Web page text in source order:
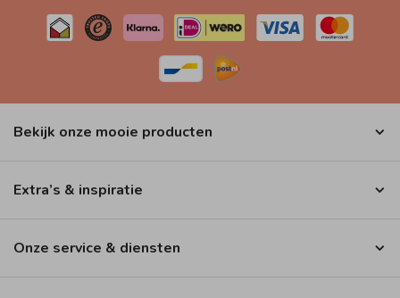
Bekijk onze mooie producten
Extra’s & inspiratie
Onze service & diensten